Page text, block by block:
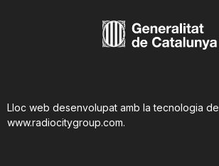
Lloc web desenvolupat amb la tecnologia de
www.radiocitygroup.com.